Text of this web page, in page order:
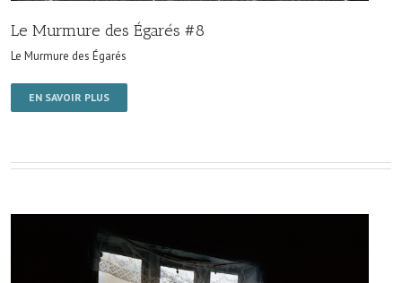
Le Murmure des Égarés #8
Le Murmure des Égarés
EN SAVOIR PLUS